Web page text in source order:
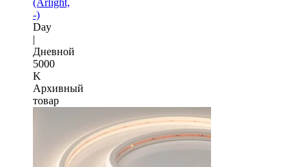
-)
Day
|
Дневной
5000
K
Архивный
товар